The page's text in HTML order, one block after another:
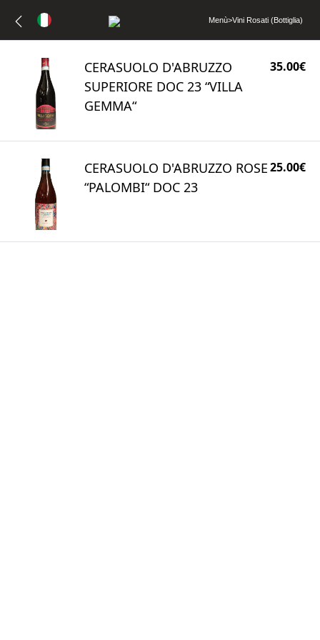
Menù>Vini Rosati (Bottiglia)
CERASUOLO D'ABRUZZO
SUPERIORE DOC 23 “VILLA
GEMMA“
35.00€
CERASUOLO D'ABRUZZO ROSE
“PALOMBI“ DOC 23
25.00€